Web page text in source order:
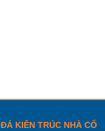
ĐÁ KIÊN TRÚC NHÀ CỔ